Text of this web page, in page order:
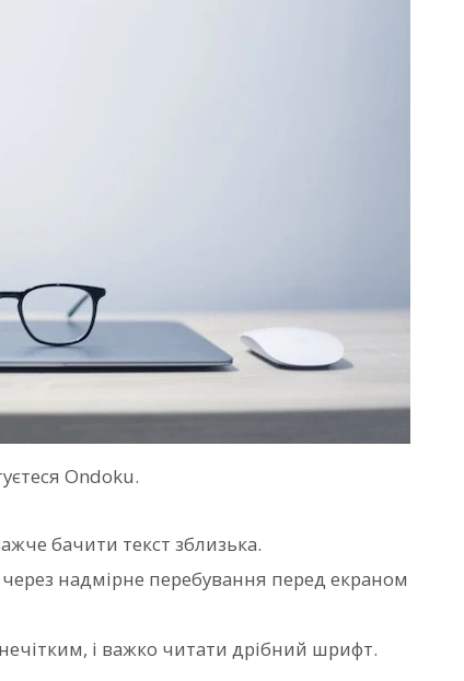
Ondoku.
бачити текст зблизька.
надмірне перебування перед екраном
і важко читати дрібний шрифт.